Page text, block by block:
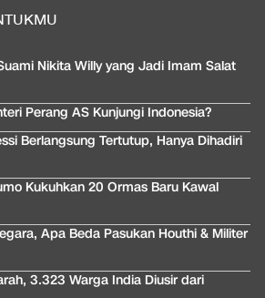
Nikita Willy yang Jadi Imam Salat
Perang AS Kunjungi Indonesia?
Berlangsung Tertutup, Hanya Dihadiri
Kukuhkan 20 Ormas Baru Kawal
Apa Beda Pasukan Houthi & Militer
3.323 Warga India Diusir dari